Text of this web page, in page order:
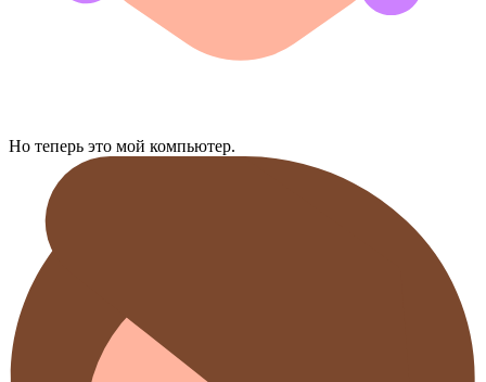
Но теперь это мой компьютер.